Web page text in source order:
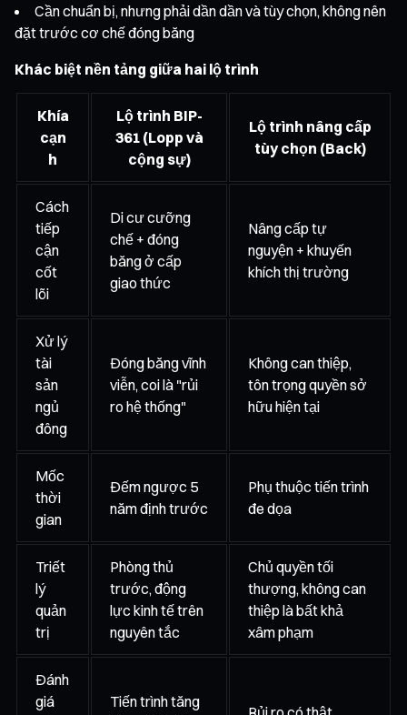
Cần chuẩn bị, nhưng phải dần dần và tùy chọn, không nên
đặt trước cơ chế đóng băng
Khác biệt nền tảng giữa hai lộ trình
Khía
cạn
h
Lộ trình BIP-
361 (Lopp và
cộng sự)
Lộ trình nâng cấp
tùy chọn (Back)
Cách
tiếp
cận
cốt
lõi
Di cư cưỡng
chế + đóng
băng ở cấp
giao thức
Nâng cấp tự
nguyện + khuyến
khích thị trường
Xử lý
tài
sản
ngủ
đông
Đóng băng vĩnh
viễn, coi là "rủi
ro hệ thống"
Không can thiệp,
tôn trọng quyền sở
hữu hiện tại
Mốc
thời
gian
Đếm ngược 5
năm định trước
Phụ thuộc tiến trình
đe dọa
Triết
lý
quản
trị
Phòng thủ
trước, động
lực kinh tế trên
nguyên tắc
Chủ quyền tối
thượng, không can
thiệp là bất khả
xâm phạm
Đánh
giá
Tiến trình tăng